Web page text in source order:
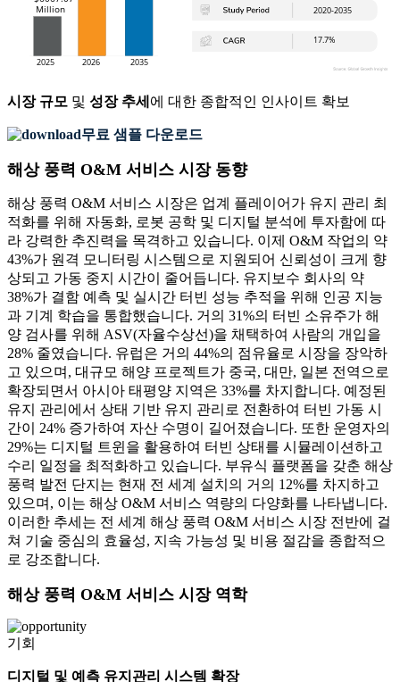
시장 규모 및 성장 추세 에 대한 종합적인 인사이트 확보
무료 샘플 다운로드
해상 풍력 O&M 서비스 시장 동향
해상 풍력 O&M 서비스 시장은 업계 플레이어가 유지 관리 최
적화를 위해 자동화, 로봇 공학 및 디지털 분석에 투자함에 따
라 강력한 추진력을 목격하고 있습니다. 이제 O&M 작업의 약
43%가 원격 모니터링 시스템으로 지원되어 신뢰성이 크게 향
상되고 가동 중지 시간이 줄어듭니다. 유지보수 회사의 약
38%가 결함 예측 및 실시간 터빈 성능 추적을 위해 인공 지능
과 기계 학습을 통합했습니다. 거의 31%의 터빈 소유주가 해
양 검사를 위해 ASV(자율수상선)을 채택하여 사람의 개입을
28% 줄였습니다. 유럽은 거의 44%의 점유율로 시장을 장악하
고 있으며, 대규모 해양 프로젝트가 중국, 대만, 일본 전역으로
확장되면서 아시아 태평양 지역은 33%를 차지합니다. 예정된
유지 관리에서 상태 기반 유지 관리로 전환하여 터빈 가동 시
간이 24% 증가하여 자산 수명이 길어졌습니다. 또한 운영자의
29%는 디지털 트윈을 활용하여 터빈 상태를 시뮬레이션하고
수리 일정을 최적화하고 있습니다. 부유식 플랫폼을 갖춘 해상
풍력 발전 단지는 현재 전 세계 설치의 거의 12%를 차지하고
있으며, 이는 해상 O&M 서비스 역량의 다양화를 나타냅니다.
이러한 추세는 전 세계 해상 풍력 O&M 서비스 시장 전반에 걸
쳐 기술 중심의 효율성, 지속 가능성 및 비용 절감을 종합적으
로 강조합니다.
해상 풍력 O&M 서비스 시장 역학
기회
디지털 및 예측 유지관리 시스템 확장